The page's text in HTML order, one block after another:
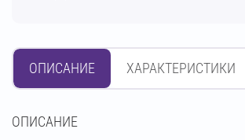
ОПИСАНИЕ ХАРАКТЕРИСТИКИ
OПИСАНИЕ